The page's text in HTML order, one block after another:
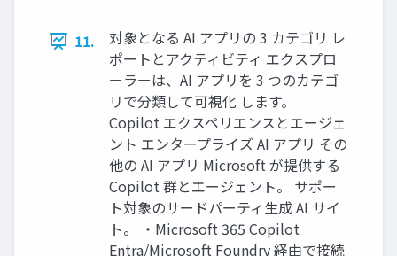
11.
対象となる AI アプリの 3 カテゴリ レ
ポートとアクティビティ エクスプロ
ーラーは、AI アプリを 3 つのカテゴ
リで分類して可視化 します。
Copilot エクスペリエンスとエージェ
ント エンタープライズ AI アプリ その
他の AI アプリ Microsoft が提供する
Copilot 群とエージェント。 サポー
ト対象のサードパーティ生成 AI サイ
ト。 ・Microsoft 365 Copilot
Entra/Microsoft Foundry 経由で接続